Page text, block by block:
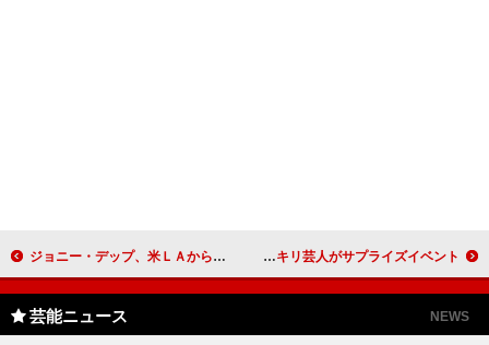
ジョニー・デップ、米ＬＡから「復興信じてる」 日本メディア向けだけに特別記者会見 ＢＩＧＢＡＮＧ公式サポーターに“ＰＩＧＢＡＮＧ” よしもとナリキリ芸人がサプライズイベント
芸能ニュース NEWS